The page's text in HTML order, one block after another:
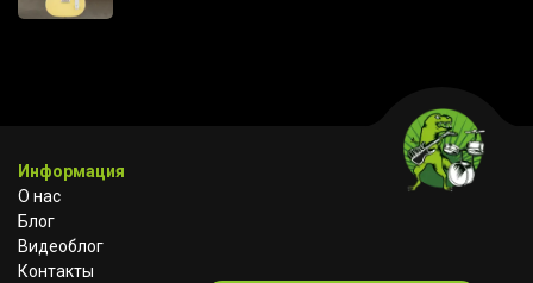
Информация
О нас
Блог
Видеоблог
Контакты